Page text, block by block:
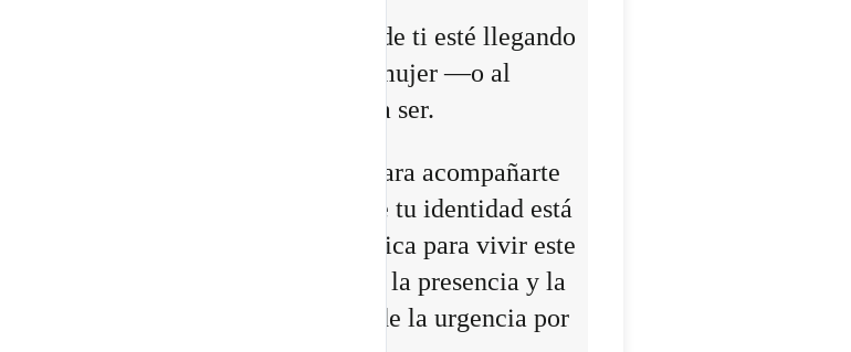
Puede que una antigua versión de ti esté llegando
a su fin para abrir espacio a la mujer —o al
hombre— que estás llamada/o a ser.
He preparado un nuevo vídeo para acompañarte
a reconocer las 8 señales de que tu identidad está
cambiando, junto con una práctica para vivir este
Portal 8/8 desde la consciencia, la presencia y la
transformación interior, no desde la urgencia por